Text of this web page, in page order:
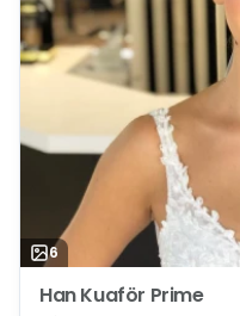
6
Han Kuaför Prime